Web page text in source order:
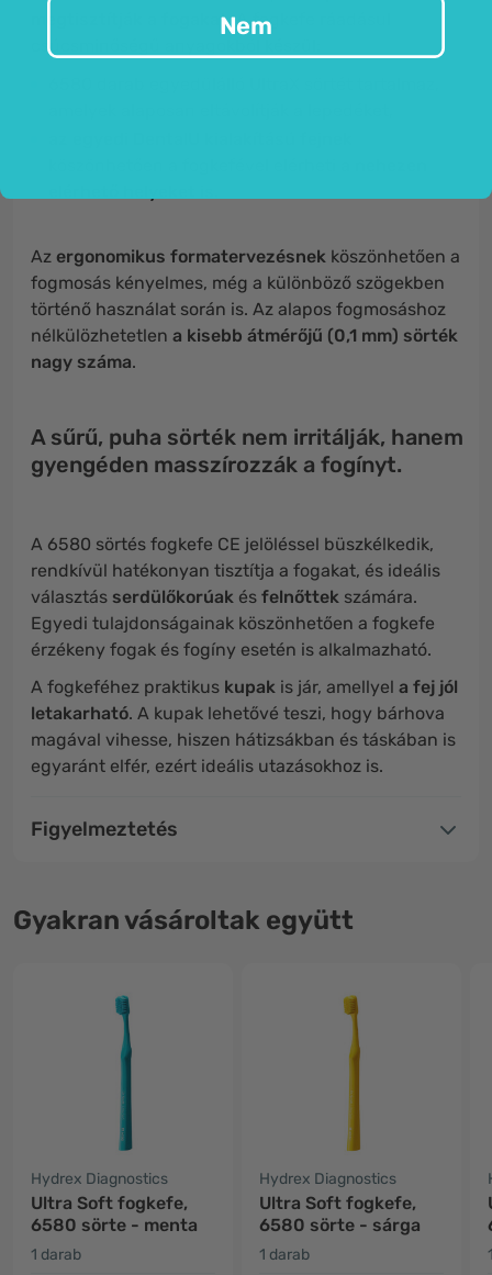
megtisztítják a fogakat. A fogkefe ráadásul
csúcsminőségű anyagokból készül:
Az ergonomikus formatervezésnek köszönhetően a
fogmosás kényelmes, még a különböző szögekben
történő használat során is. Az alapos fogmosáshoz
nélkülözhetetlen a kisebb átmérőjű (0,1 mm) sörték
nagy száma.
A sűrű, puha sörték nem irritálják, hanem
gyengéden masszírozzák a fogínyt.
A 6580 sörtés fogkefe CE jelöléssel büszkélkedik,
rendkívül hatékonyan tisztítja a fogakat, és ideális
választás serdülőkorúak és felnőttek számára.
Egyedi tulajdonságainak köszönhetően a fogkefe
érzékeny fogak és fogíny esetén is alkalmazható.
A fogkeféhez praktikus kupak is jár, amellyel a fej jól
letakarható. A kupak lehetővé teszi, hogy bárhova
magával vihesse, hiszen hátizsákban és táskában is
egyaránt elfér, ezért ideális utazásokhoz is.
Figyelmeztetés
Gyakran vásároltak együtt
Hydrex Diagnostics
Ultra Soft fogkefe,
6580 sörte - menta
1 darab
Hydrex Diagnostics
Ultra Soft fogkefe,
6580 sörte - sárga
1 darab
Nem